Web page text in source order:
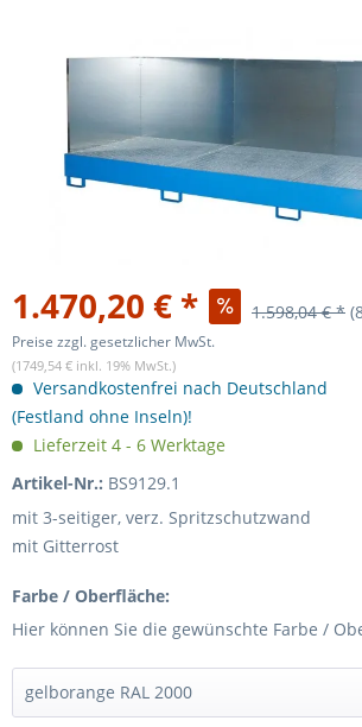
1.470,20 € * 1.598,04 € *
Preise zzgl. gesetzlicher MwSt.
(1749,54 € inkl. 19% MwSt.)
Versandkostenfrei nach Deutschland
(Festland ohne Inseln)!
Lieferzeit 4 - 6 Werktage
Artikel-Nr.: BS9129.1
mit 3-seitiger, verz. Spritzschutzwand
mit Gitterrost
Farbe / Oberfläche:
Hier können Sie die gewünschte Farbe /